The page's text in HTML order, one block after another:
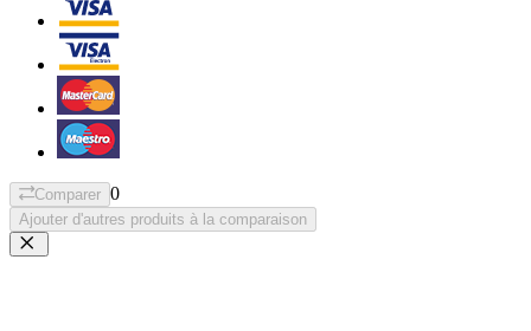
Comparer 0
Ajouter d'autres produits à la comparaison